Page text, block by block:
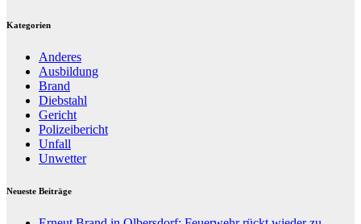
Kategorien
Anderes
Ausbildung
Brand
Diebstahl
Gericht
Polizeibericht
Unfall
Unwetter
Neueste Beiträge